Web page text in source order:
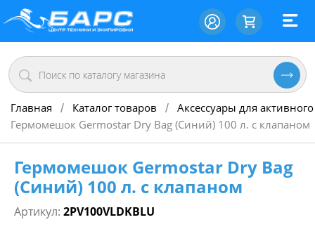
Главная / Каталог товаров / Аксессуары для
Гермомешок Germostar Dry Bag (Синий) 100 л. с клапаном
Гермомешок Germostar Dry Bag
(Синий) 100 л. с клапаном
Артикул: 2PV100VLDKBLU